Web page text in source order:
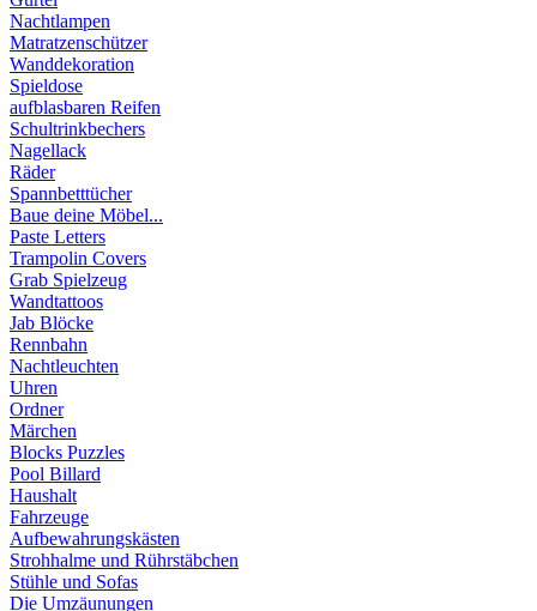
Nachtlampen
Matratzenschützer
Wanddekoration
Spieldose
aufblasbaren Reifen
Schultrinkbechers
Nagellack
Räder
Spannbetttücher
Baue deine Möbel...
Paste Letters
Trampolin Covers
Grab Spielzeug
Wandtattoos
Jab Blöcke
Rennbahn
Nachtleuchten
Uhren
Ordner
Märchen
Blocks Puzzles
Pool Billard
Haushalt
Fahrzeuge
Aufbewahrungskästen
Strohhalme und Rührstäbchen
Stühle und Sofas
Die Umzäunungen